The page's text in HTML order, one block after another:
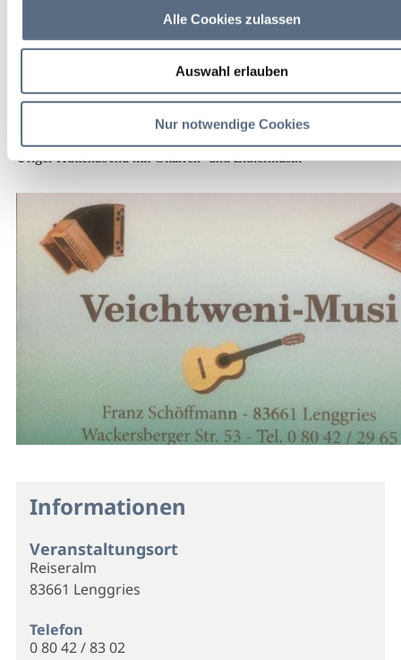
Alle Cookies zulassen
Auswahl erlauben
Nur notwendige Cookies
weitere Veranstaltungsinfos
Uriger Hüttenabend mit Gitarren- und Zithermusik
Informationen
Veranstaltungsort
Reiseralm
83661 Lenggries
Telefon
0 80 42 / 83 02